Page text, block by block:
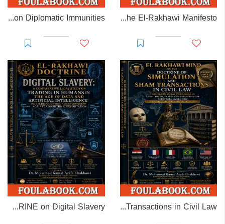
Prisoner of Perception: The El-Rakhawi Manifesto
EL-RAKHAWI MONOGRAPH on Diplomatic Immunities
EL RAKHAWI MIND on the Doctrine of Simulation and Sham Transactions in Civil Law
EL-RAKHAWI DOCTRINE on Digital Slavery